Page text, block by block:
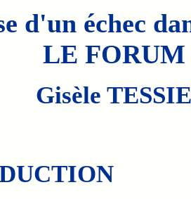
d'un échec
LE FORUM
Gisèle